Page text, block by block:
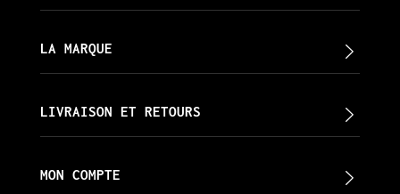
LA MARQUE
LIVRAISON ET RETOURS
MON COMPTE